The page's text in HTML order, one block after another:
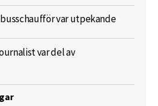
var utpekande
var del av